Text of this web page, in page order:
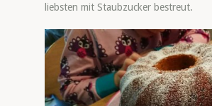
liebsten mit Staubzucker bestreut.